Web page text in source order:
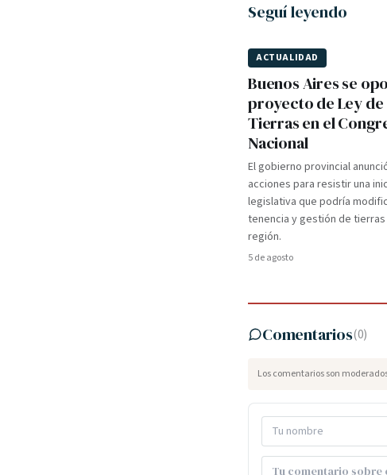
Seguí leyendo
ACTUALIDAD
Buenos Aires se
proyecto de Ley de
Tierras en el
Nacional
El gobierno provincial
acciones para resistir una
legislativa que podría
tenencia y gestión de tierras
región.
5 de agosto
Comentarios(0)
Los comentarios son